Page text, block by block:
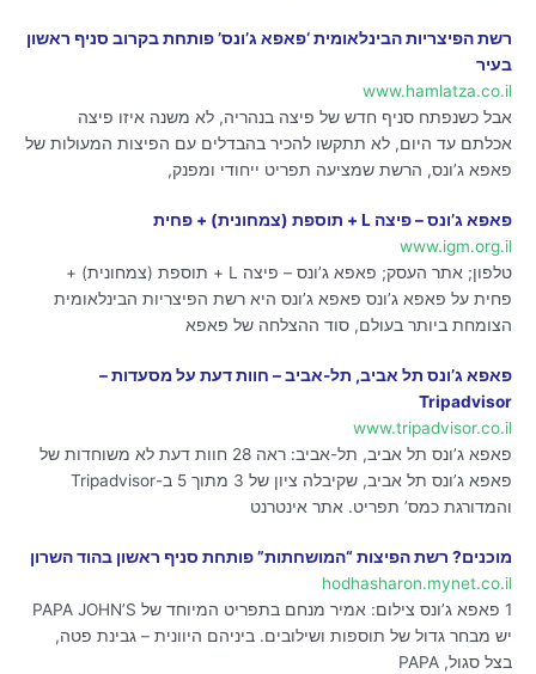
רשת הפיצריות הבינלאומית ‘פאפא ג’ונס’ פותחת בקרוב סניף ראשון
בעיר
www.hamlatza.co.il
אבל כשנפתח סניף חדש של פיצה בנהריה, לא משנה איזו פיצה
אכלתם עד היום, לא תתקשו להכיר בהבדלים עם הפיצות המעולות של
פאפא ג’ונס, הרשת שמציעה תפריט ייחודי ומפנק,
פאפא ג’ונס – פיצה L + תוספת (צמחונית) + פחית
www.igm.org.il
טלפון; אתר העסק; פאפא ג’ונס – פיצה L + תוספת (צמחונית) +
פחית על פאפא ג’ונס פאפא ג’ונס היא רשת הפיצריות הבינלאומית
הצומחת ביותר בעולם, סוד ההצלחה של פאפא
‫פאפא ג’ונס תל אביב, תל-אביב – חוות דעת על מסעדות –
Tripadvisor‬
www.tripadvisor.co.il
פאפא ג’ונס תל אביב, תל-אביב: ראה 28 חוות דעת לא משוחדות של
פאפא ג’ונס תל אביב, שקיבלה ציון של 3 מתוך 5 ב-Tripadvisor
והמדורגת כמס’ תפריט. אתר אינטרנט
מוכנים? רשת הפיצות “המושחתות” פותחת סניף ראשון בהוד השרון
hodhasharon.mynet.co.il
1 פאפא ג’ונס צילום: אמיר מנחם בתפריט המיוחד של PAPA JOHN’S
יש מבחר גדול של תוספות ושילובים. ביניהם היוונית – גבינת פטה,
בצל סגול, PAPA